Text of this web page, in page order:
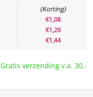
Korting
€1,08
€1,26
€1,44
Gratis verzending v.a. 30,-